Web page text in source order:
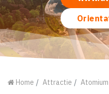
Home Attractie Atomium